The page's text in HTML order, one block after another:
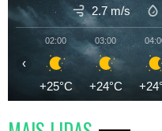
2.7 m/s
02:00
+25°C
03:00
+24°C
‹